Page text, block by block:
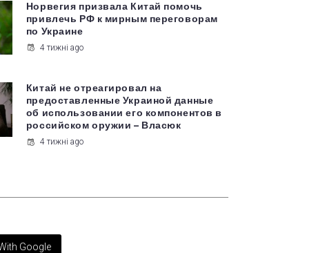
Норвегия призвала Китай помочь
привлечь РФ к мирным переговорам
по Украине
4 тижні ago
Китай не отреагировал на
предоставленные Украиной данные
об использовании его компонентов в
российском оружии – Власюк
4 тижні ago
Google